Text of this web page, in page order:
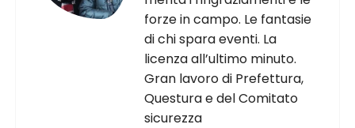
forze in campo. Le fantasie
di chi spara eventi. La
licenza all’ultimo minuto.
Gran lavoro di Prefettura,
Questura e del Comitato
sicurezza